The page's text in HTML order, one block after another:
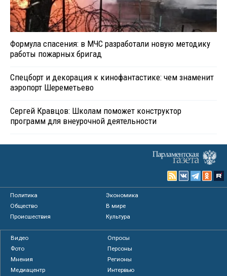
Формула спасения: в МЧС разработали новую методику
работы пожарных бригад
Спецборт и декорация к кинофантастике: чем знаменит
аэропорт Шереметьево
Сергей Кравцов: Школам поможет конструктор
программ для внеурочной деятельности
Политика
Экономика
Общество
В мире
Происшествия
Культура
Видео
Опросы
Фото
Персоны
Мнения
Регионы
Медиацентр
Интервью